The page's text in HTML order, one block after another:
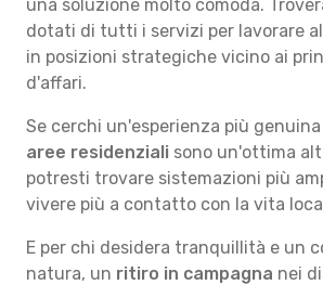
una soluzione molto comoda.
dotati di tutti i servizi per lavorare
in posizioni strategiche vicino ai
d'affari.
Se cerchi un'esperienza più
aree residenziali sono un'ottima
potresti trovare sistemazioni più
vivere più a contatto con la vita
E per chi desidera tranquillità e un
natura, un ritiro in campagna nei